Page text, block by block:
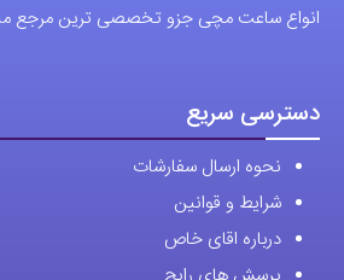
انواع ساعت مچی جزو تخصصی ترین مرجع
دسترسی سریع
نحوه ارسال سفارشات
شرایط و قوانین
درباره اقای خاص